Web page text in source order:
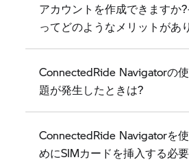
アカウントを作成できますか
ってどのようなメリットがあ
ConnectedRide Navigatorの
題が発生したときは?
ConnectedRide Navigatorを
めにSIMカードを挿入する必